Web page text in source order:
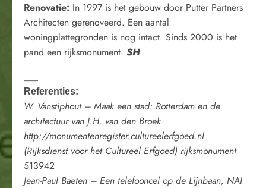
Renovatie: In 1997 is het gebouw door Putter Partners
Architecten gerenoveerd. Een aantal
woningplattegronden is nog intact. Sinds 2000 is het
pand een rijksmonument. SH
Referenties:
W. Vanstiphout – Maak een stad: Rotterdam en de
architectuur van J.H. van den Broek
http://monumentenregister.cultureelerfgoed.nl
(Rijksdienst voor het Cultureel Erfgoed) rijksmonument
513942
Jean-Paul Baeten – Een telefooncel op de Lijnbaan, NAI